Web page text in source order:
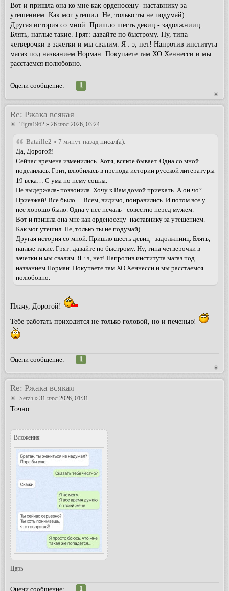
Вот и пришла она ко мне как орденосецу- наставнику за
утешением. Как мог утешил. Не, только ты не подумай)
Другая история со мной. Пришло шесть девиц - задолжнииц.
Блять, наглые такие. Грят: давайте по быстрому. Ну, типа
четверочки в зачетки и мы свалим. Я : э, нет! Напротив института
магаз под названием Норман. Покупаете там ХО Хеннесси и мы
расстаемся полюбовно.
Оцени сообщение:
1
Re: Ржака всякая
Tigra1962 » 26 июл 2026, 03:24
Bataille2 » 7 минут назад писал(а):
Да, Дорогой!
Сейчас времена изменились. Хотя, всякое бывает. Одна со мной
поделилась. Грит, влюбилась в препода истории русской литературы
19 века… С ума по нему сошла.
Не выдержала- позвонила. Хочу к Вам домой приехать. А он чо?
Приезжай! Все было… Всем, видимо, понравились. И потом все у
нее хорошо было. Одна у нее печаль - совестно перед мужем.
Вот и пришла она мне как орденосецу- наставнику за утешением.
Как мог утешил. Не, только ты не подумай)
Другая история со мной. Пришло шесть девиц - задолжнииц. Блять,
наглые такие. Грят: давайте по быстрому. Ну, типа четверочки в
зачетки и мы свалим. Я : э, нет! Напротив института магаз под
названием Норман. Покупаете там ХО Хеннесси и мы расстаемся
полюбовно.
Плачу, Дорогой!
Тебе работать приходится не только головой, но и печенью!
Оцени сообщение:
1
Re: Ржака всякая
Serzh » 31 июл 2026, 01:31
Точно
Вложения
Царь
Оцени сообщение: 1